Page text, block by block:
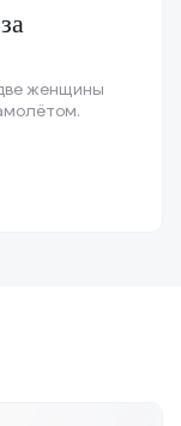
женщины